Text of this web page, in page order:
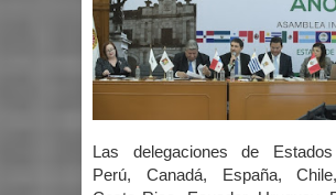
Las delegaciones de
Perú, Canadá, España,